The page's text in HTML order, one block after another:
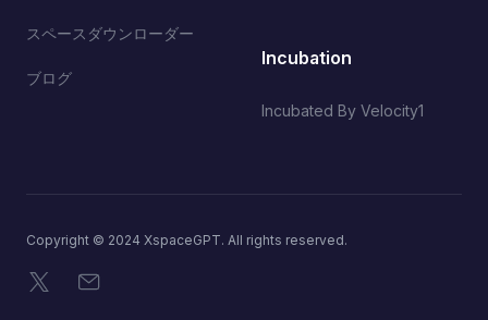
スペースダウンローダー
ブログ
Incubation
Incubated By Velocity1
Copyright © 2024 XspaceGPT. All rights reserved.
X メール